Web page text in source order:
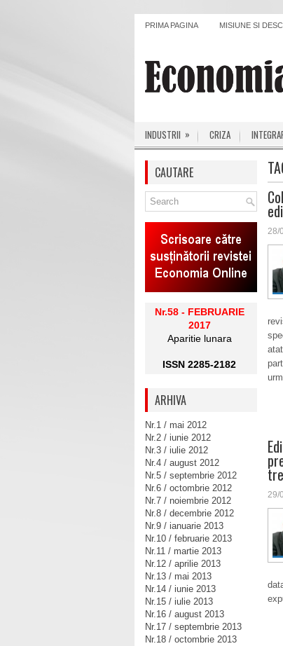
PRIMA PAGINA MISIUNE SI
INDUSTRII » CRIZA
28/
29/
CAUTARE
Nr.58 - FEBRUARIE
2017
Aparitie lunara
ISSN 2285-2182
ARHIVA
Nr.1 / mai 2012
Nr.2 / iunie 2012
Nr.3 / iulie 2012
Nr.4 / august 2012
Nr.5 / septembrie 2012
Nr.6 / octombrie 2012
Nr.7 / noiembrie 2012
Nr.8 / decembrie 2012
Nr.9 / ianuarie 2013
Nr.10 / februarie 2013
Nr.11 / martie 2013
Nr.12 / aprilie 2013
Nr.13 / mai 2013
Nr.14 / iunie 2013
Nr.15 / iulie 2013
Nr.16 / august 2013
Nr.17 / septembrie 2013
Nr.18 / octombrie 2013